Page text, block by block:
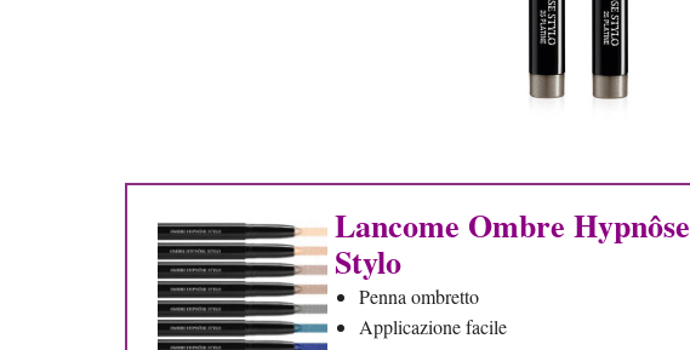
Lancome Ombre Hypnôse
Stylo
Penna ombretto
Applicazione facile